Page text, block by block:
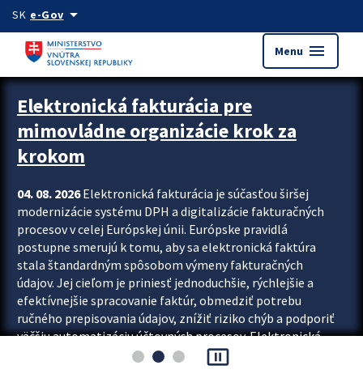
Preskocit na hlavný obsah
SK e-Govarrow_drop_down
Menu menu
Zastavit automatický posun upútavok
Elektronická fakturácia pre
mimovládne organizácie krok za
krokom
04. 08. 2026Elektronická fakturácia je súčasťou širšej
modernizácie systému DPH a digitalizácie fakturačných
procesov v celej Európskej únii. Európske pravidlá
postupne smerujú k tomu, aby sa elektronická faktúra
stala štandardným spôsobom výmeny fakturačných
údajov. Jej cieľom je priniesť jednoduchšie, rýchlejšie a
efektívnejšie spracovanie faktúr, obmedziť potrebu
ručného prepisovania údajov, znížiť riziko chýb a podporiť
väčšiu automatizáciu účtovných procesov. Elektronická
fakturácia preto nepredstavuje...
pause_presentation